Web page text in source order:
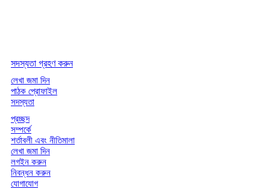
সদস্যতা গ্রহণ করুন
লেখা জমা দিন
পাঠক প্রোফাইল
সদস্যতা
প্রচ্ছদ
সম্পর্কে
শর্তাবলী এবং নীতিমালা
লেখা জমা দিন
লগইন করুন
নিবন্ধন করুন
যোগাযোগ